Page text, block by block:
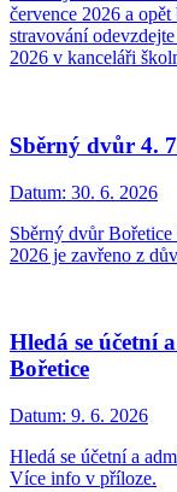
července 2026 a
stravování
2026 v kanceláři
Sběrný dvůr 4.
Datum: 30. 6. 2026
Sběrný dvůr
2026 je zavřeno z
Hledá se účetní
Bořetice
Datum: 9. 6. 2026
Hledá se účetní a
Více info v příloze.